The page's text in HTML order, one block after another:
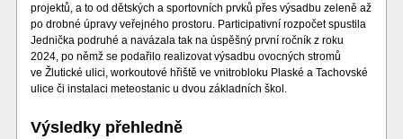
projektů, a to od dětských a sportovních prvků přes výsadbu zeleně až
po drobné úpravy veřejného prostoru. Participativní rozpočet spustila
Jednička podruhé a navázala tak na úspěšný první ročník z roku
2024, po němž se podařilo realizovat výsadbu ovocných stromů
ve Žlutické ulici, workoutové hřiště ve vnitrobloku Plaské a Tachovské
ulice či instalaci meteostanic u dvou základních škol.
Výsledky přehledně